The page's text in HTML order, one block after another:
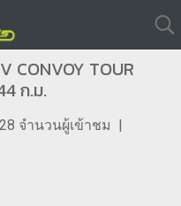
CONVOY TOUR
ก.ม.
จำนวนผู้เข้าชม |